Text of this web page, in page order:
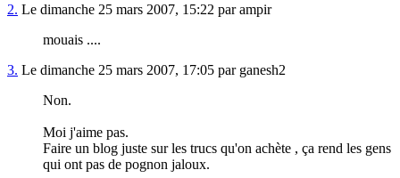
2. Le dimanche 25 mars 2007, 15:22 par ampir
mouais ....
3. Le dimanche 25 mars 2007, 17:05 par ganesh2
Non.
Moi j'aime pas.
Faire un blog juste sur les trucs qu'on achète , ça rend les gens
qui ont pas de pognon jaloux.